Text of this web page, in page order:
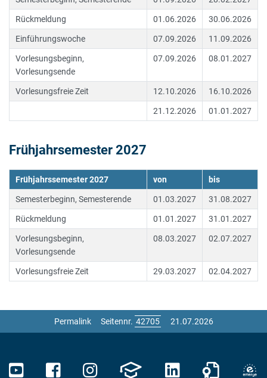
Rückmeldung 01.06.2026 30.06.2026
Einführungswoche 07.09.2026 11.09.2026
Vorlesungsbeginn,
Vorlesungsende
07.09.2026 08.01.2027
Vorlesungsfreie Zeit 12.10.2026 16.10.2026
21.12.2026 01.01.2027
Frühjahrsemester 2027
Frühjahrssemester 2027 von bis
Semesterbeginn, Semesterende 01.03.2027 31.08.2027
Rückmeldung 01.01.2027 31.01.2027
Vorlesungsbeginn,
Vorlesungsende
08.03.2027 02.07.2027
Vorlesungsfreie Zeit 29.03.2027 02.04.2027
Permalink Seitennr. 21.07.2026